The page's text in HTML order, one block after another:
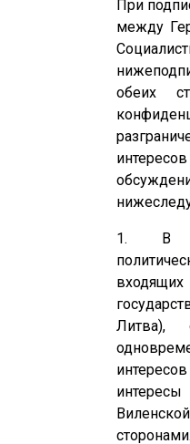
При
между
обеих
1. В
Литва),
сторонами.